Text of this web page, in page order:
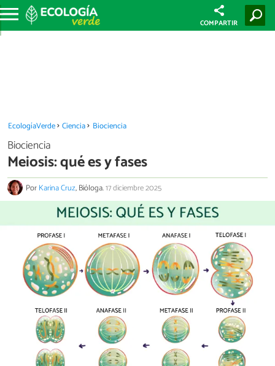
COMPARTIR
EcologíaVerde Ciencia Biociencia
Biociencia
Meiosis: qué es y fases
PorKarina Cruz, Bióloga.17 diciembre 2025